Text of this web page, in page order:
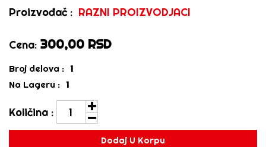
Proizvođač : RAZNI PROIZVODJACI
Cena: 300,00 RSD
Broj delova : 1
Na Lageru : 1
Količina :
Dodaj U Korpu